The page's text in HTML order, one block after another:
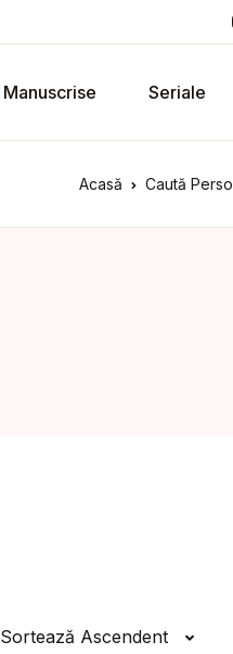
Manuscrise Seriale
Acasă Caută
Sortează Ascendent